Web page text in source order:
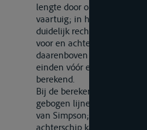
lengte door ordinaten
vaartuig; in het
duidelijk rechthoekig is,
voor en achter, is het
daarenboven wordt het
einden vóór en achter,
berekend.
Bij de berekening van de
gebogen lijnen worden
van Simpson; voor de
achterschip kan men